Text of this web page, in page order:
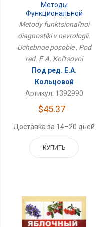
Методы
Функциональной
Диагностики В
Неврологии. Учебное
Пособие
Metody funktsional'noi
diagnostiki v nevrologii.
Uchebnoe posobie , Pod
red. E.A. Kol'tsovoi
Под ред. Е.А.
Кольцовой
Артикул: 1392990
$45.37
Доставка за 14–20 дней
КУПИТЬ